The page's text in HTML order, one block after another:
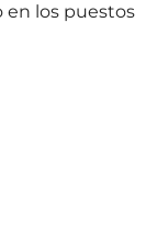
en los puestos